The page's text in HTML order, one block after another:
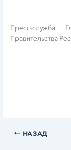
Пресс-служба
Правительства
НАЗАД